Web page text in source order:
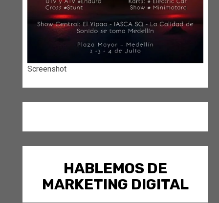
Screenshot
HABLEMOS DE
MARKETING DIGITAL